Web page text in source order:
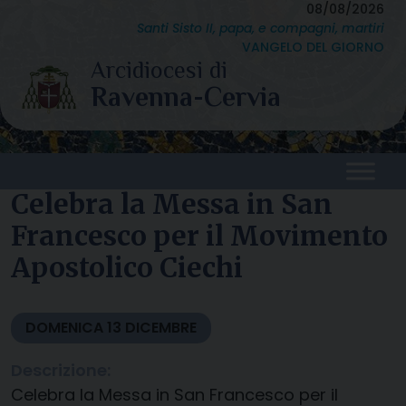
content
08/08/2026
Santi Sisto II, papa, e compagni, martiri
VANGELO DEL GIORNO
Celebra la Messa in San
Francesco per il Movimento
Apostolico Ciechi
DOMENICA 13 DICEMBRE
Celebra la Messa in San Francesco per il